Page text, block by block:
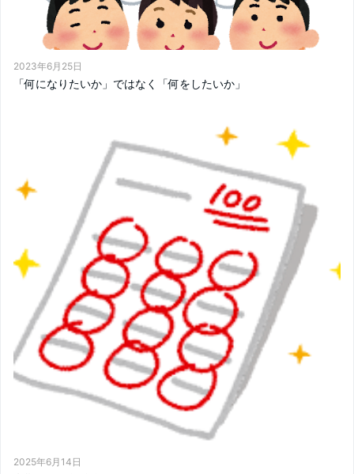
2023年6月25日
「何になりたいか」ではなく「何をしたいか」
2025年6月14日